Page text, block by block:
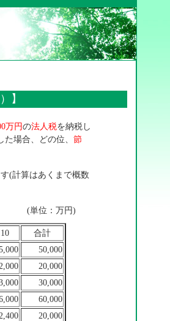
】
万円の法人税を納税し
た場合、どの位、 節
す(計算はあくまで概数
(単位：万円)
合計
50,000
20,000
30,000
60,000
20,000